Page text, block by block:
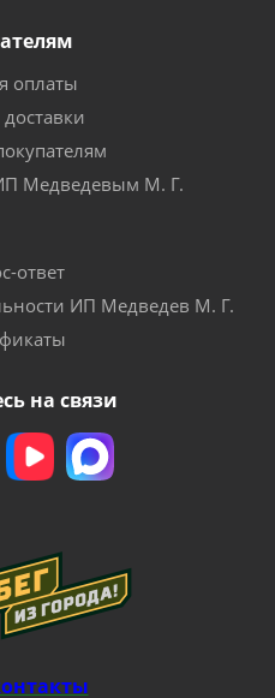
оплаты
Медведевым М. Г.
ответ
ИП Медведев М. Г.
на связи